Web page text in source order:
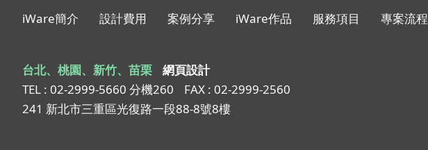
iWare簡介 設計費用 案例分享 iWare作品 服務項目 專案流程
台北、桃園、新竹、苗栗
網頁設計
TEL : 02-2999-5660 分機260
FAX : 02-2999-2560
241 新北市三重區光復路一段88-8號8樓